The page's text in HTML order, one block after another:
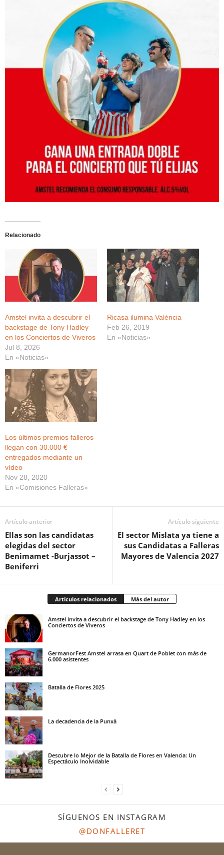
Relacionado
Amstel invita a descubrir el
backstage de Tony Hadley
en los Conciertos de Viveros
Jul 8, 2026
En «Noticias»
Ricasa ilumina València
Feb 26, 2019
En «Noticias»
Los últimos premios falleros
llegan con 30.000 €
entregados mediante un
vídeo
Nov 28, 2020
En «Comisiones Falleras»
Artículo anterior
Ellas son las candidatas
elegidas del sector
Benimamet -Burjassot –
Beniferri
Artículo siguiente
El sector Mislata ya tiene a
sus Candidatas a Falleras
Mayores de Valencia 2027
Artículos relacionados Más del autor
Amstel invita a descubrir el backstage de Tony Hadley en los
Conciertos de Viveros
GermanorFest Amstel arrasa en Quart de Poblet con más de
6.000 asistentes
Batalla de Flores 2025
La decadencia de la Punxà
Descubre lo Mejor de la Batalla de Flores en Valencia: Un
Espectáculo Inolvidable
SÍGUENOS EN INSTAGRAM
@DONFALLERET